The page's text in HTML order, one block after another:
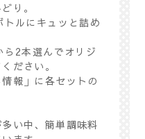
り。
ルにキュッと詰め
2本選んでオリジ
ださい。
報」に各セットの
い中、簡単調味料